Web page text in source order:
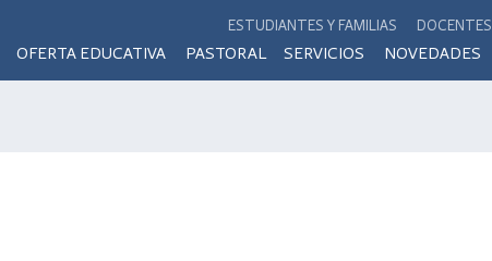
ESTUDIANTES Y FAMILIAS DOCENTES
OFERTA EDUCATIVA PASTORAL SERVICIOS NOVEDADES